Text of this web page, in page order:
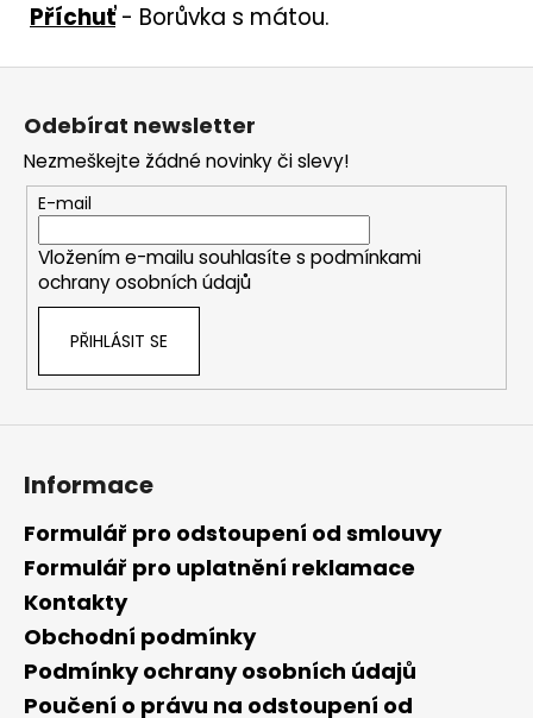
Příchuť- Borůvka s mátou.
Odebírat newsletter
Nezmeškejte žádné novinky či slevy!
E-mail
Vložením e-mailu souhlasíte s podmínkami
ochrany osobních údajů
PŘIHLÁSIT SE
Informace
Formulář pro odstoupení od smlouvy
Formulář pro uplatnění reklamace
Kontakty
Obchodní podmínky
Podmínky ochrany osobních údajů
Poučení o právu na odstoupení od